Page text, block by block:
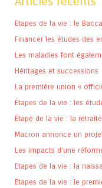
Etapes de la vie : le
Financer les études des
Les maladies font
Héritages et successions
La première union «
Étapes de la vie : les
Étape de la vie : la retraite
Macron annonce un
Les impacts d’une
Etapes de la vie : la
Etapes de la vie : le